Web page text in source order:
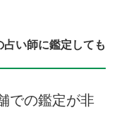
い師に鑑定しても
での鑑定が非